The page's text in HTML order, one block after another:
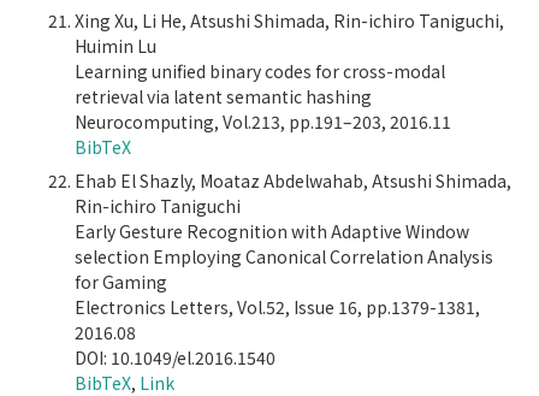
Xing Xu, Li He, Atsushi Shimada, Rin-ichiro Taniguchi,
Huimin Lu
Learning unified binary codes for cross-modal
retrieval via latent semantic hashing
Neurocomputing, Vol.213, pp.191–203, 2016.11
BibTeX
Ehab El Shazly, Moataz Abdelwahab, Atsushi Shimada,
Rin-ichiro Taniguchi
Early Gesture Recognition with Adaptive Window
selection Employing Canonical Correlation Analysis
for Gaming
Electronics Letters, Vol.52, Issue 16, pp.1379-1381,
2016.08
DOI: 10.1049/el.2016.1540
BibTeX, Link